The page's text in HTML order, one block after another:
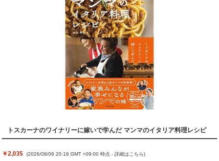
トスカーナのワイナリーに嫁いで学んだ マンマのイタリア料理レシピ
￥2,035 (2026/08/06 20:18 GMT +09:00 時点 - 詳細はこちら)